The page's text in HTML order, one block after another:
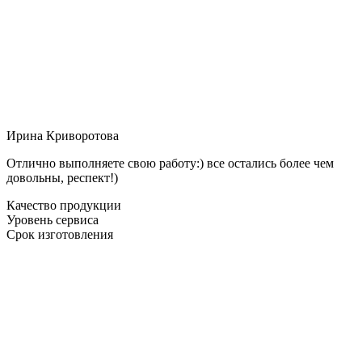
Ирина Криворотова
Отлично выполняете свою работу:) все остались более чем
довольны, респект!)
Качество продукции
Уровень сервиса
Срок изготовления